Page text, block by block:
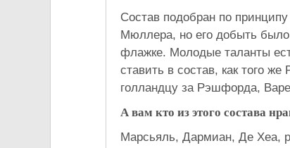
Состав подобран по
Мюллера, но его добыть было
флажке. Молодые таланты
ставить в состав, как того
голландцу за Рэшфорда,
А вам кто из этого состава
Марсьяль, Дармиан, Де Хеа,